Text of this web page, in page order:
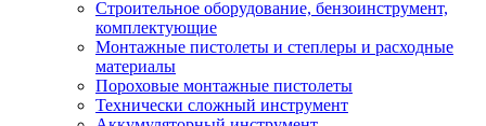
Строительное оборудование, бензоинструмент,
комплектующие
Монтажные пистолеты и степлеры и расходные
материалы
Пороховые монтажные пистолеты
Технически сложный инструмент